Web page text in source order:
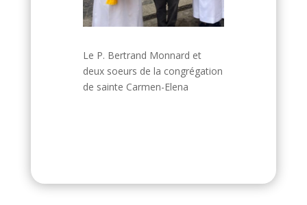
Le P. Bertrand Monnard et
deux soeurs de la congrégation
de sainte Carmen-Elena